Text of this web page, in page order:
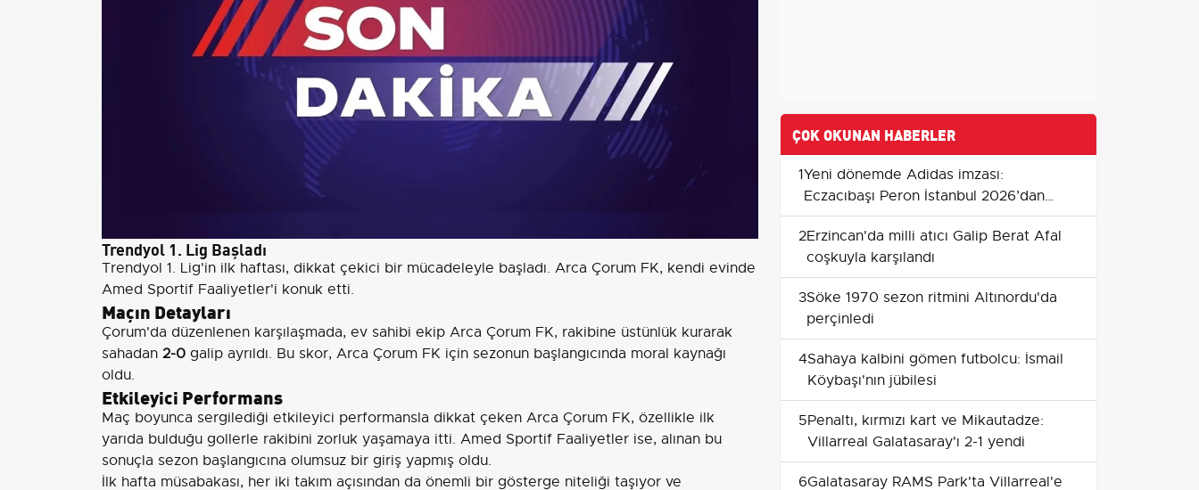
Trendyol 1. Lig Başladı
Trendyol 1. Lig'in ilk haftası, dikkat çekici bir mücadeleyle başladı. Arca Çorum FK, kendi evinde
Amed Sportif Faaliyetler'i konuk etti.
Maçın Detayları
Çorum'da düzenlenen karşılaşmada, ev sahibi ekip Arca Çorum FK, rakibine üstünlük kurarak
sahadan 2-0 galip ayrıldı. Bu skor, Arca Çorum FK için sezonun başlangıcında moral kaynağı
oldu.
Etkileyici Performans
Maç boyunca sergilediği etkileyici performansla dikkat çeken Arca Çorum FK, özellikle ilk
yarıda bulduğu gollerle rakibini zorluk yaşamaya itti. Amed Sportif Faaliyetler ise, alınan bu
sonuçla sezon başlangıcına olumsuz bir giriş yapmış oldu.
İlk hafta müsabakası, her iki takım açısından da önemli bir gösterge niteliği taşıyor ve
ÇOK OKUNAN HABERLER
1Yeni dönemde Adidas imzası:
Eczacıbaşı Peron İstanbul 2026’dan
itibaren resmi forma sponsoru
2Erzincan'da milli atıcı Galip Berat Afal
coşkuyla karşılandı
3Söke 1970 sezon ritmini Altınordu'da
perçinledi
4Sahaya kalbini gömen futbolcu: İsmail
Köybaşı'nın jübilesi
5Penaltı, kırmızı kart ve Mikautadze:
Villarreal Galatasaray'ı 2-1 yendi
6Galatasaray RAMS Park'ta Villarreal'e